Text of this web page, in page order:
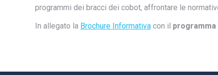
programmi dei bracci dei cobot, affrontare le
In allegato la Brochure Informativa con il programma